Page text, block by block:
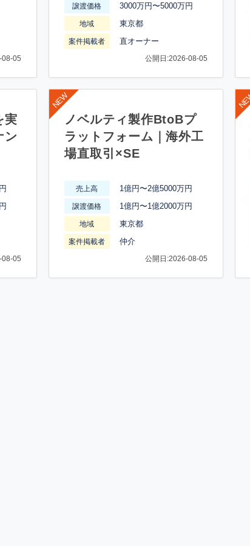
08-05
譲渡価格 3000万円〜5000万円
地域 東京都
案件掲載者 直オーナー
公開日:2026-08-05
実
ン
08-05
ノベルティ製作BtoBプ
ラットフォーム｜海外工
場直取引×SE
売上高 1億円〜2億5000万円
譲渡価格 1億円〜1億2000万円
地域 東京都
案件掲載者 仲介
公開日:2026-08-05